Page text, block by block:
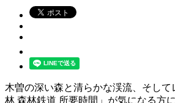
木曽の深い森と清らかな渓流、そし
林 森林鉄道 所要時間」が気になる方